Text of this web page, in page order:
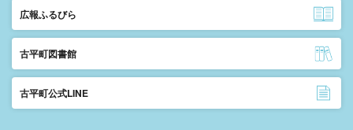
広報ふるびら
古平町図書館
古平町公式LINE